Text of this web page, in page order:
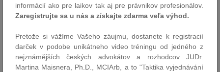
VYHĽADÁVANIE ASPI
informácií ako pre laikov tak aj pre právnikov profesionálov.
Zaregistrujte sa u nás a získajte zdarma veľa výhod.
Pretože si vážíme Vašeho záujmu, dostanete k registracií
darček v podobe unikátneho video tréningu od jedného z
nejznámějších českých advokátov a rozhodcov JUDr.
Martina Maisnera, Ph.D., MCIArb, a to "Taktika vyjednávání